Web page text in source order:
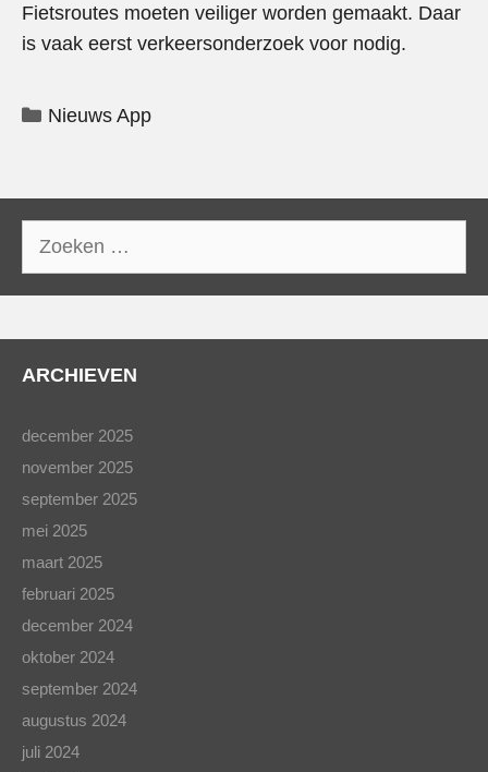
Fietsroutes moeten veiliger worden gemaakt. Daar
is vaak eerst verkeersonderzoek voor nodig.
Categorieën
Nieuws App
naar:
ARCHIEVEN
december 2025
november 2025
september 2025
mei 2025
maart 2025
februari 2025
december 2024
oktober 2024
september 2024
augustus 2024
juli 2024